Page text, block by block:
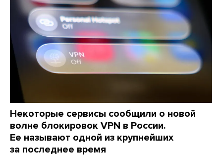
Некоторые сервисы сообщили о новой
волне блокировок VPN в России.
Ее называют одной из крупнейших
за последнее время